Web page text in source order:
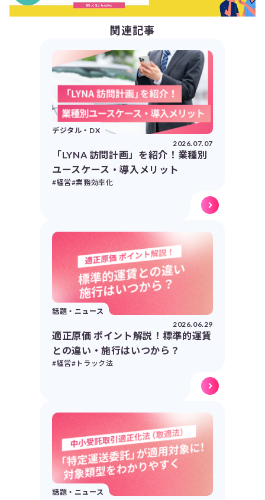
関連記事
デジタル・DX
2026.07.07
「LYNA 訪問計画」を紹介！業種別
ユースケース・導入メリット
#経営#業務効率化
話題・ニュース
2026.06.29
適正原価 ポイント解説！標準的運賃
との違い・施行はいつから？
#経営#トラック法
話題・ニュース